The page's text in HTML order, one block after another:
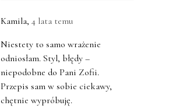
Kamila, 4 lata temu
Niestety to samo wrażenie
odniosłam. Styl, błędy –
niepodobne do Pani Zofii.
Przepis sam w sobie ciekawy,
chętnie wypróbuję.